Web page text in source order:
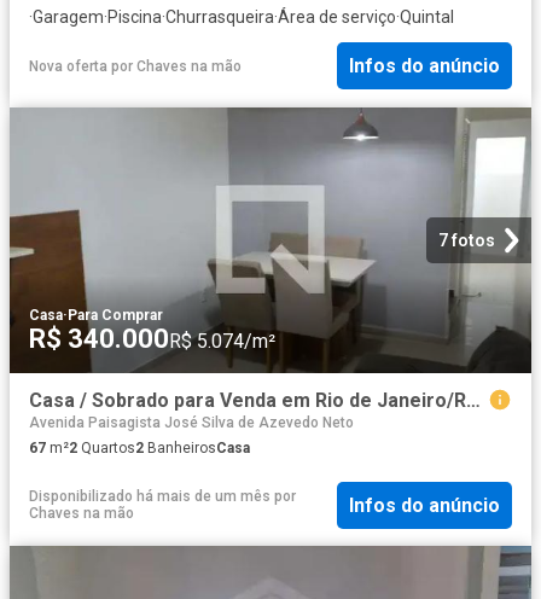
·Garagem·Piscina·Churrasqueira·Área de serviço·Quintal
Nova oferta por Chaves na mão Infos do anúncio
7 fotos
Casa·Para Comprar
R$ 340.000R$ 5.074/m²
Casa / Sobrado para Venda em Rio de Janeiro/RJ Curicica 2 Quartos
Avenida Paisagista José Silva de Azevedo Neto
67 m²2 Quartos2 BanheirosCasa
Disponibilizado há mais de um mês por
Chaves na mão
Infos do anúncio